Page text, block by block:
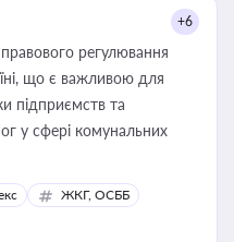
+6
регулювання
що є важливою для
підприємств та
у сфері комунальних
ЖКГ, ОСББ